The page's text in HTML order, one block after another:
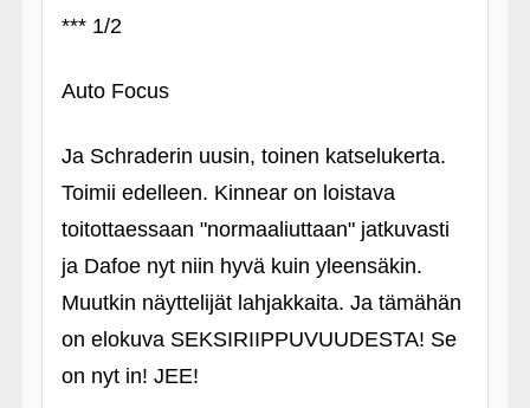
*** 1/2
Auto Focus
Ja Schraderin uusin, toinen katselukerta.
Toimii edelleen. Kinnear on loistava
toitottaessaan "normaaliuttaan" jatkuvasti
ja Dafoe nyt niin hyvä kuin yleensäkin.
Muutkin näyttelijät lahjakkaita. Ja tämähän
on elokuva SEKSIRIIPPUVUUDESTA! Se
on nyt in! JEE!